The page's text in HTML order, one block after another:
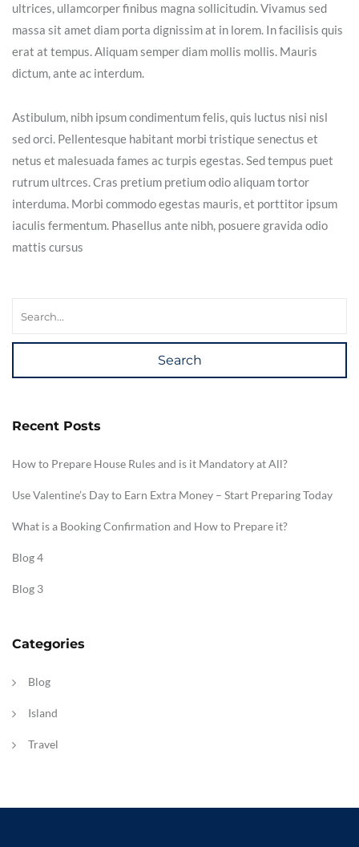
ultrices, ullamcorper finibus magna sollicitudin. Vivamus sed
massa sit amet diam porta dignissim at in lorem. In facilisis quis
erat at tempus. Aliquam semper diam mollis mollis. Mauris
dictum, ante ac interdum.
Astibulum, nibh ipsum condimentum felis, quis luctus nisi nisl
sed orci. Pellentesque habitant morbi tristique senectus et
netus et malesuada fames ac turpis egestas. Sed tempus puet
rutrum ultrces. Cras pretium pretium odio aliquam tortor
interduma. Morbi commodo egestas mauris, et porttitor ipsum
iaculis fermentum. Phasellus ante nibh, posuere gravida odio
mattis cursus
Search
Recent Posts
How to Prepare House Rules and is it Mandatory at All?
Use Valentine’s Day to Earn Extra Money – Start Preparing Today
What is a Booking Confirmation and How to Prepare it?
Blog 4
Blog 3
Categories
Blog
Island
Travel